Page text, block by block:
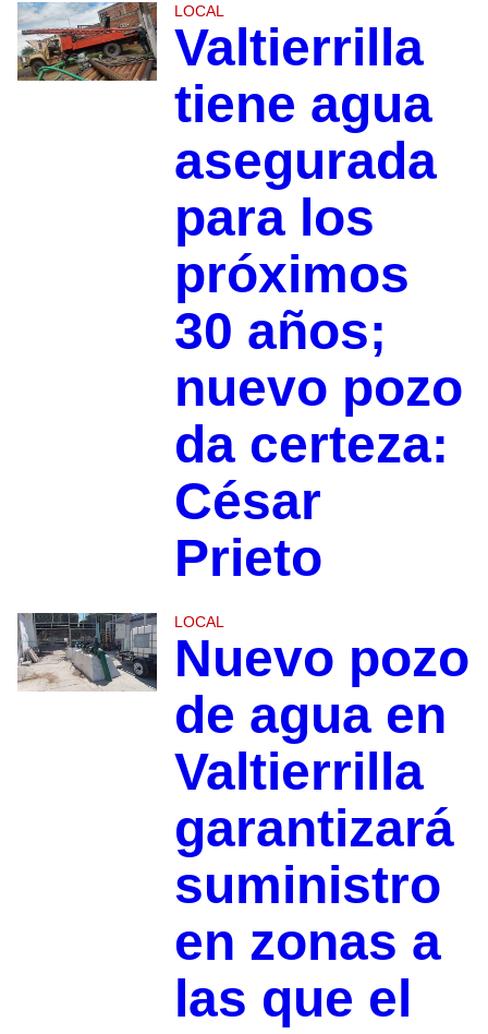
LOCAL
Valtierrilla
tiene agua
asegurada
para los
próximos
30 años;
nuevo pozo
da certeza:
César
Prieto
LOCAL
Nuevo pozo
de agua en
Valtierrilla
garantizará
suministro
en zonas a
las que el